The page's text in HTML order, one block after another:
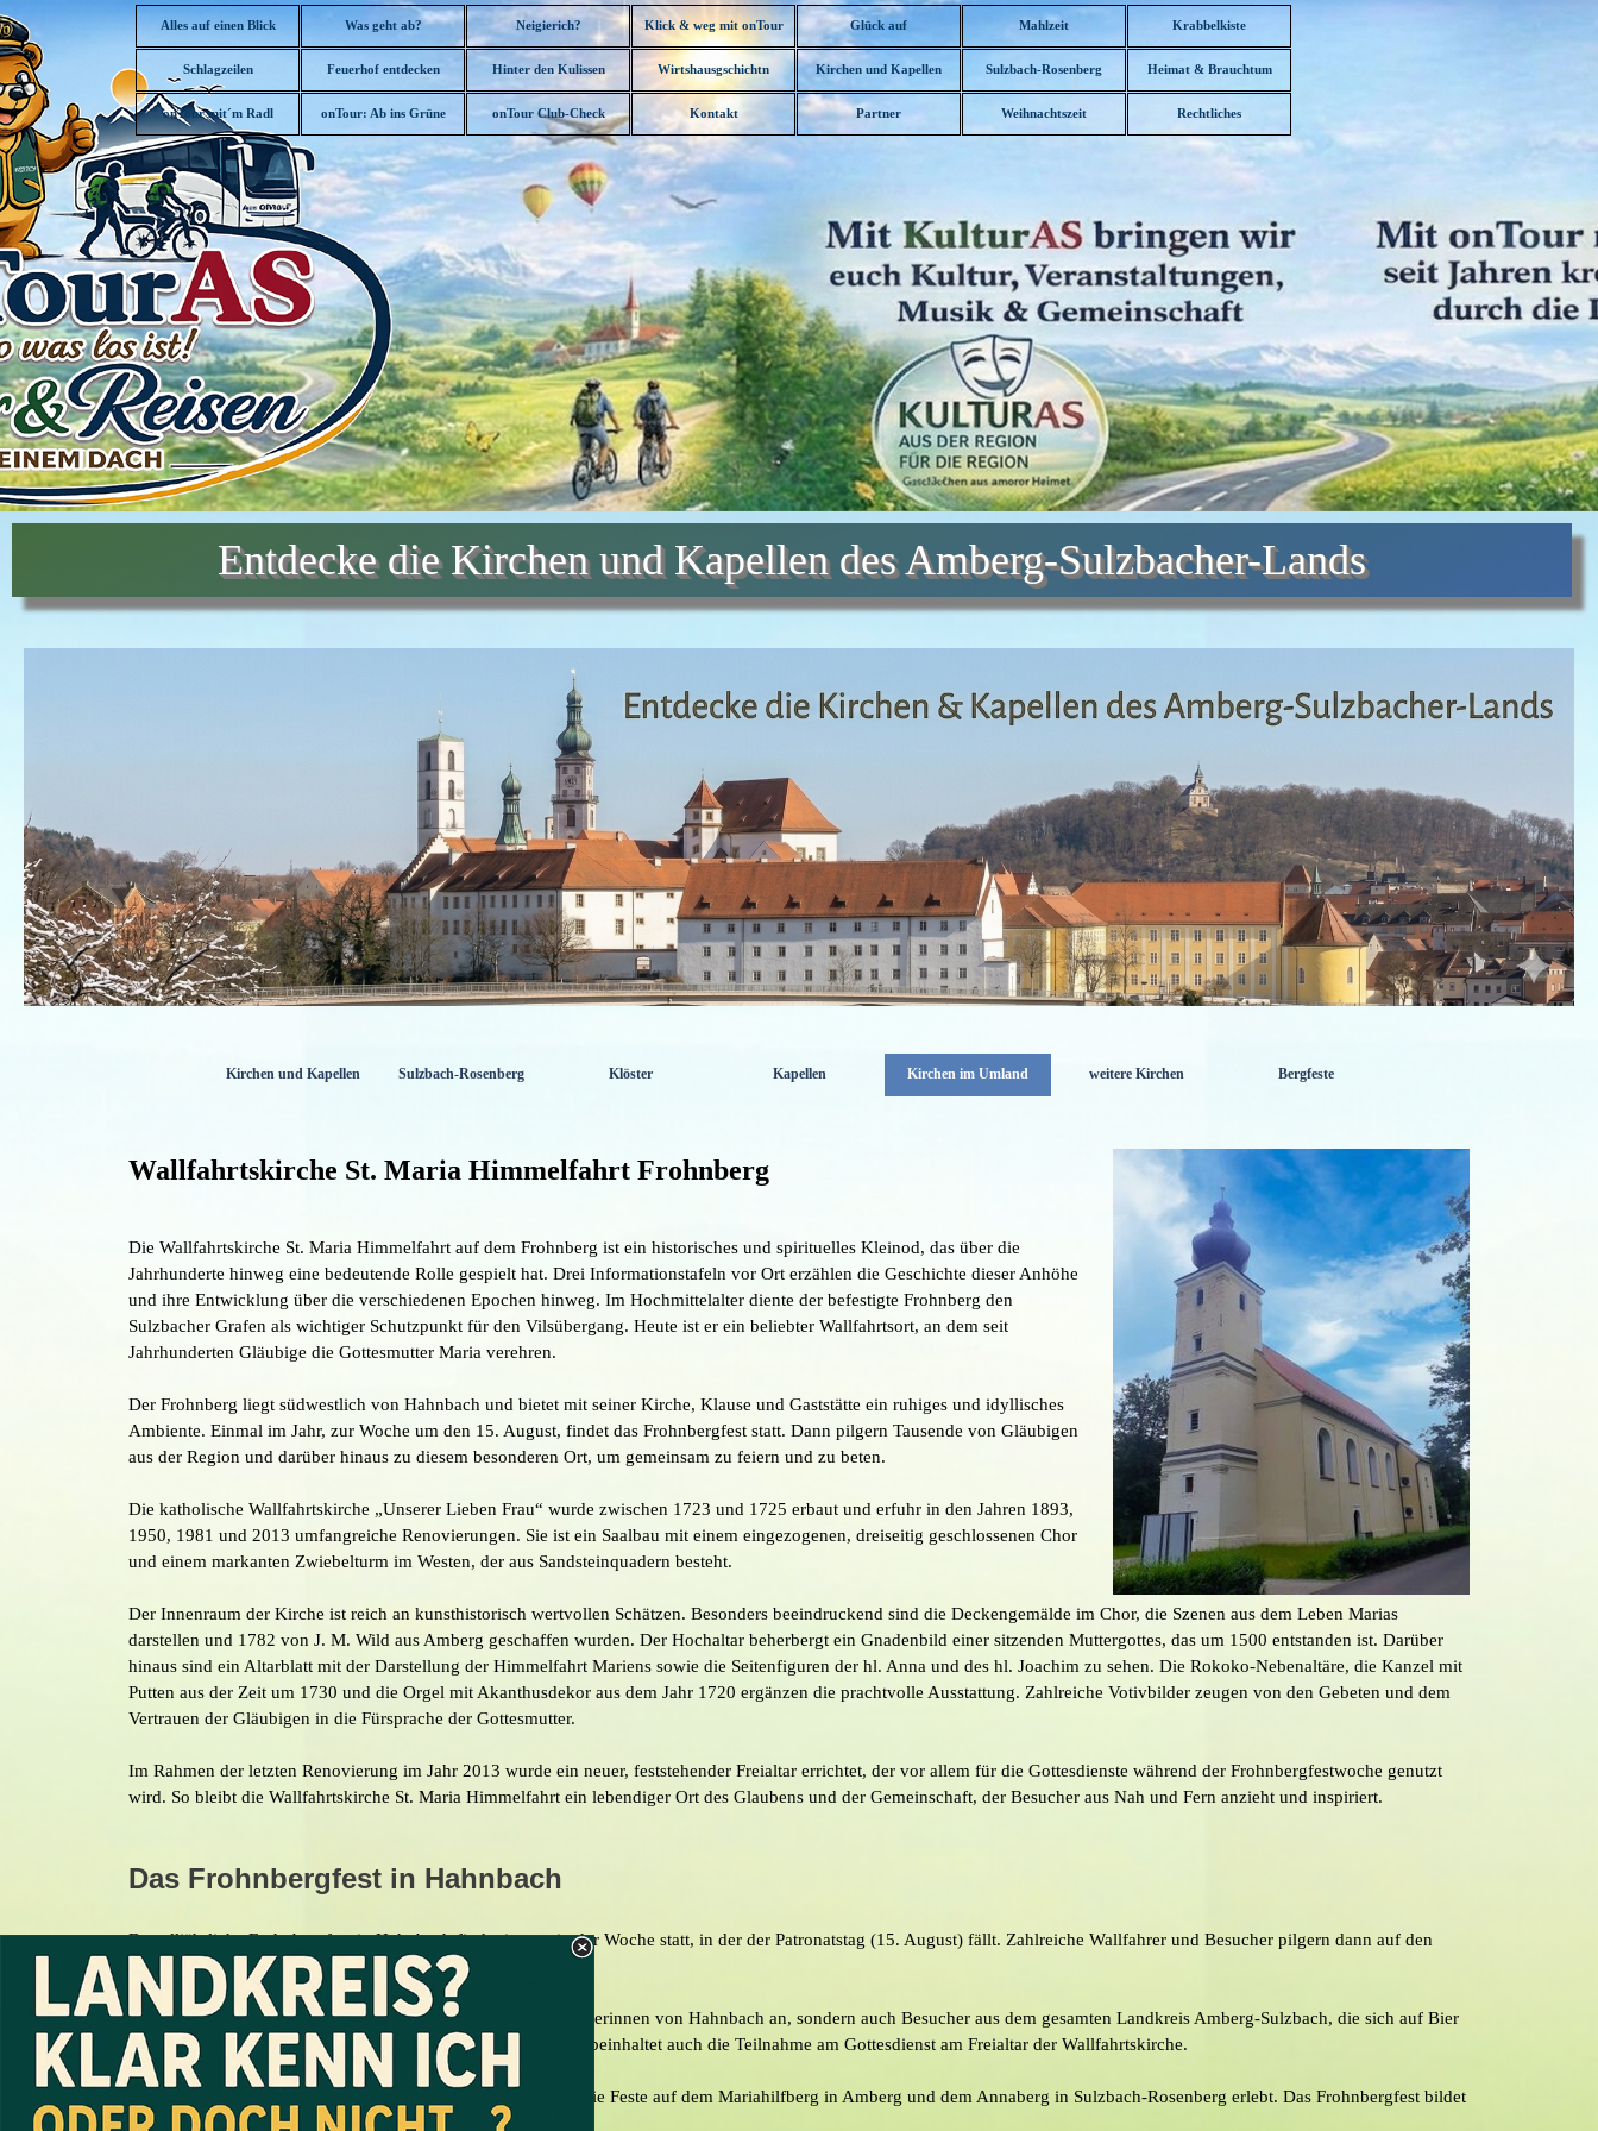
Direkt zum Seiteninhalt Menü überspringen
Alles auf einen Blick Was geht ab? ▼
Neigierich? Klick & weg mit onTour Glück auf Mahlzeit Krabbelkiste
Schlagzeilen ▼
Feuerhof entdecken Hinter den Kulissen ▼
Wirtshausgschichtn ▼
Kirchen und Kapellen ▼
Sulzbach-Rosenberg ▼
Heimat & Brauchtum
onTour mit´m Radl onTour: Ab ins Grüne onTour Club-Check Kontakt ▼
Partner ▼
Weihnachtszeit ▼
Rechtliches
Entdecke die Kirchen und Kapellen des Amberg-Sulzbacher-Lands
Kirchen und Kapellen Sulzbach-Rosenberg ▼
Klöster ▼
Kapellen ▼
Kirchen im Umland ▼
weitere Kirchen ▼
Bergfeste
Wallfahrtskirche St. Maria Himmelfahrt Frohnberg
Die Wallfahrtskirche St. Maria Himmelfahrt auf dem Frohnberg ist ein historisches und spirituelles Kleinod, das über die
Jahrhunderte hinweg eine bedeutende Rolle gespielt hat. Drei Informationstafeln vor Ort erzählen die Geschichte dieser Anhöhe
und ihre Entwicklung über die verschiedenen Epochen hinweg. Im Hochmittelalter diente der befestigte Frohnberg den
Sulzbacher Grafen als wichtiger Schutzpunkt für den Vilsübergang. Heute ist er ein beliebter Wallfahrtsort, an dem seit
Jahrhunderten Gläubige die Gottesmutter Maria verehren.
Der Frohnberg liegt südwestlich von Hahnbach und bietet mit seiner Kirche, Klause und Gaststätte ein ruhiges und idyllisches
Ambiente. Einmal im Jahr, zur Woche um den 15. August, findet das Frohnbergfest statt. Dann pilgern Tausende von Gläubigen
aus der Region und darüber hinaus zu diesem besonderen Ort, um gemeinsam zu feiern und zu beten.
Die katholische Wallfahrtskirche „Unserer Lieben Frau“ wurde zwischen 1723 und 1725 erbaut und erfuhr in den Jahren 1893,
1950, 1981 und 2013 umfangreiche Renovierungen. Sie ist ein Saalbau mit einem eingezogenen, dreiseitig geschlossenen Chor
und einem markanten Zwiebelturm im Westen, der aus Sandsteinquadern besteht.
Der Innenraum der Kirche ist reich an kunsthistorisch wertvollen Schätzen. Besonders beeindruckend sind die Deckengemälde im Chor, die Szenen aus dem Leben Marias
darstellen und 1782 von J. M. Wild aus Amberg geschaffen wurden. Der Hochaltar beherbergt ein Gnadenbild einer sitzenden Muttergottes, das um 1500 entstanden ist. Darüber
hinaus sind ein Altarblatt mit der Darstellung der Himmelfahrt Mariens sowie die Seitenfiguren der hl. Anna und des hl. Joachim zu sehen. Die Rokoko-Nebenaltäre, die Kanzel mit
Putten aus der Zeit um 1730 und die Orgel mit Akanthusdekor aus dem Jahr 1720 ergänzen die prachtvolle Ausstattung. Zahlreiche Votivbilder zeugen von den Gebeten und dem
Vertrauen der Gläubigen in die Fürsprache der Gottesmutter.
Im Rahmen der letzten Renovierung im Jahr 2013 wurde ein neuer, feststehender Freialtar errichtet, der vor allem für die Gottesdienste während der Frohnbergfestwoche genutzt
wird. So bleibt die Wallfahrtskirche St. Maria Himmelfahrt ein lebendiger Ort des Glaubens und der Gemeinschaft, der Besucher aus Nah und Fern anzieht und inspiriert.
Das Frohnbergfest in Hahnbach
Das alljährliche Frohnbergfest in Hahnbach findet immer in der Woche statt, in der der Patronatstag (15. August) fällt. Zahlreiche Wallfahrer und Besucher pilgern dann auf den
Berg, um an diesem gemütlichen Ereignis teilzunehmen.
Das Frohnbergfest zieht nicht nur die Einwohner und Einwohnerinnen von Hahnbach an, sondern auch Besucher aus dem gesamten Landkreis Amberg-Sulzbach, die sich auf Bier
und Bratwürste freuen. Ein klassischer Besuch des Bergfestes beinhaltet auch die Teilnahme am Gottesdienst am Freialtar der Wallfahrtskirche.
Einige kennen nur den Frohnberg, andere haben auch schon die Feste auf dem Mariahilfberg in Amberg und dem Annaberg in Sulzbach-Rosenberg erlebt. Das Frohnbergfest bildet
den Abschluss der drei großen Bergfeste im Landkreis